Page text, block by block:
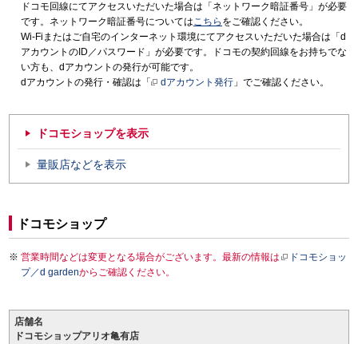
ドコモ回線にてアクセスいただいた場合は「ネットワーク暗証番号」が必要
です。ネットワーク暗証番号についてはこちら をご確認ください。
Wi-Fiまたはご自宅のインターネット環境にてアクセスいただいた場合は「d
アカウントのID／パスワード」が必要です。ドコモの契約回線をお持ちでな
い方も、dアカウントの発行が可能です。
dアカウントの発行・確認は「
dアカウント発行 」でご確認ください。
ドコモショップを表示
量販店などを表示
ドコモショップ
営業時間などは変更となる場合がございます。最新の情報は
ドコモショッ
プ／d gardenからご確認ください。
店舗名
ドコモショップアリオ亀有店